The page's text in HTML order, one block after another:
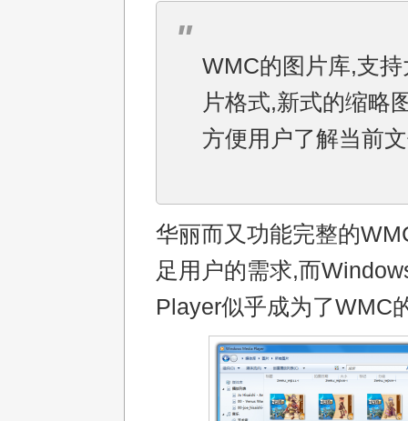
WMC的图片库,支
片格式,新式的缩略
方便用户了解当前
华丽而又功能完整的
足用户的需求,而
Player似乎成为了WMC